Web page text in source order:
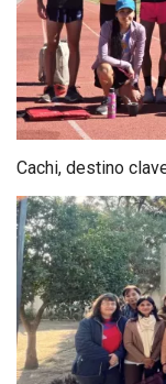
Cachi, destino